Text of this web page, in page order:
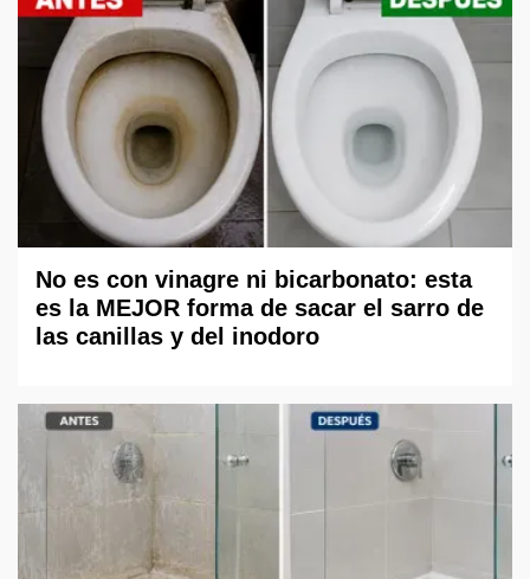
No es con vinagre ni bicarbonato: esta
es la MEJOR forma de sacar el sarro de
las canillas y del inodoro